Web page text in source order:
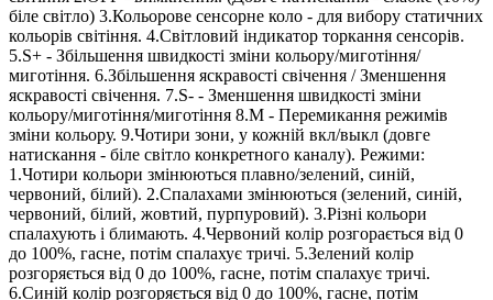
біле світло) 3.Кольорове сенсорне коло - для вибору статичних
кольорів світіння. 4.Світловий індикатор торкання сенсорів.
5.S+ - Збільшення швидкості зміни кольору/миготіння/
миготіння. 6.Збільшення яскравості свічення / Зменшення
яскравості свічення. 7.S- - Зменшення швидкості зміни
кольору/миготіння/миготіння 8.М - Перемикання режимів
зміни кольору. 9.Чотири зони, у кожній вкл/выкл (довге
натискання - біле світло конкретного каналу). Режими:
1.Чотири кольори змінюються плавно/зелений, синій,
червоний, білий). 2.Спалахами змінюються (зелений, синій,
червоний, білий, жовтий, пурпуровий). 3.Різні кольори
спалахують і блимають. 4.Червоний колір розгорається від 0
до 100%, гасне, потім спалахує тричі. 5.Зелений колір
розгоряється від 0 до 100%, гасне, потім спалахує тричі.
6.Синій колір розгоряється від 0 до 100%, гасне, потім